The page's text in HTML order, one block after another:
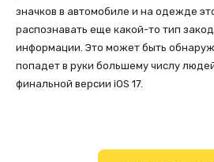
значков в автомобиле и на одежде
распознавать еще какой-то тип
информации. Это может быть
попадет в руки большему числу
финальной версии iOS 17.